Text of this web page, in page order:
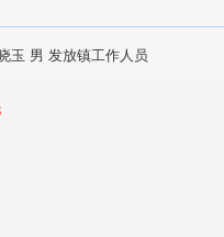
玉 男 发放镇工作人员